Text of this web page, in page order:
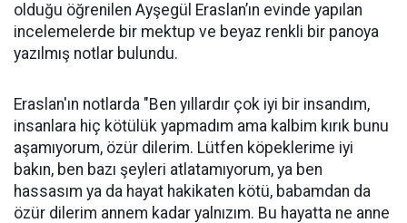
olduğu öğrenilen Ayşegül Eraslan’ın evinde yapılan
incelemelerde bir mektup ve beyaz renkli bir panoya
yazılmış notlar bulundu.
Eraslan'ın notlarda "Ben yıllardır çok iyi bir insandım,
insanlara hiç kötülük yapmadım ama kalbim kırık bunu
aşamıyorum, özür dilerim. Lütfen köpeklerime iyi
bakın, ben bazı şeyleri atlatamıyorum, ya ben
hassasım ya da hayat hakikaten kötü, babamdan da
özür dilerim annem kadar yalnızım. Bu hayatta ne anne